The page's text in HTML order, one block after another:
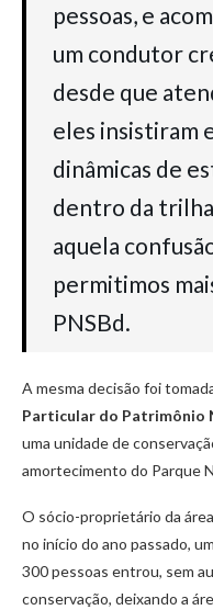
pessoas, e
um condutor
desde que
eles insistiram
dinâmicas de
dentro da
aquela
permitimos
PNSBd.
A mesma decisão foi
Particular do Patrimônio
uma unidade de
amortecimento do Parque
O sócio-proprietário da
no início do ano passado,
300 pessoas entrou, sem
conservação, deixando a